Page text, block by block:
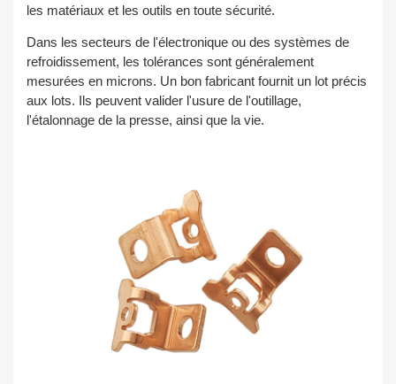
les matériaux et les outils en toute sécurité.
Dans les secteurs de l'électronique ou des systèmes de
refroidissement, les tolérances sont généralement
mesurées en microns. Un bon fabricant fournit un lot précis
aux lots. Ils peuvent valider l'usure de l'outillage,
l'étalonnage de la presse, ainsi que la vie.